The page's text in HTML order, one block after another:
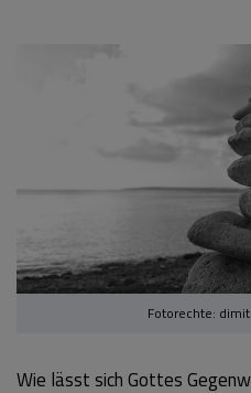
Fotorechte:
Wie lässt sich Gottes